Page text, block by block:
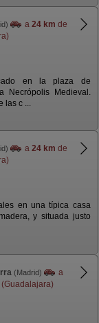
a 24 km de
en la plaza de
Necrópolis Medieval.
las c ...
a 24 km de
en una típica casa
y situada justo
(Madrid)
a